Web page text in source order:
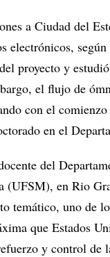
a Ciudad del
proyecto y
el flujo de
con el
en el
del
(UFSM), en Rio
temático, uno de
que Estados
y control de